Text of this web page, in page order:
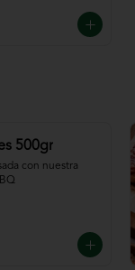
500gr
con nuestra